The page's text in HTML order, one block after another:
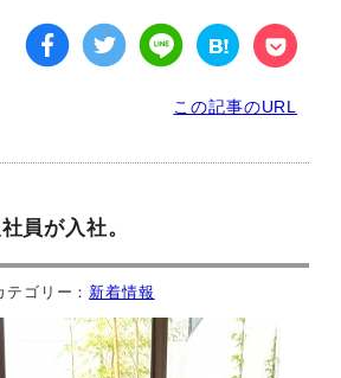
この記事のURL
員が入社。
テゴリー： 新着情報